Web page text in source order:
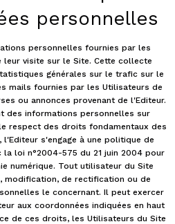
personnelles
personnelles fournies par les
visite sur le Site. Cette collecte
générales sur le trafic sur le
mails fournies par les Utilisateurs de
ou annonces provenant de l'Editeur.
des informations personnelles sur
respect des droits fondamentaux des
l'Editeur s'engage à une politique de
loi n°2004-575 du 21 juin 2004 pour
numérique. Tout utilisateur du Site
modification, de rectification ou de
le concernant. Il peut exercer
aux coordonnées indiquées en haut
de ces droits, les Utilisateurs du Site